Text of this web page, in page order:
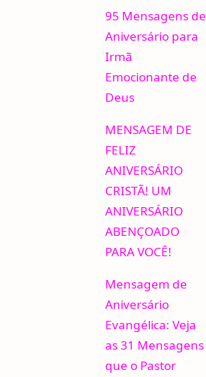
95 Mensagens de
Aniversário para
Irmã
Emocionante de
Deus
MENSAGEM DE
FELIZ
ANIVERSÁRIO
CRISTÃ! UM
ANIVERSÁRIO
ABENÇOADO
PARA VOCÊ!
Mensagem de
Aniversário
Evangélica: Veja
as 31 Mensagens
que o Pastor